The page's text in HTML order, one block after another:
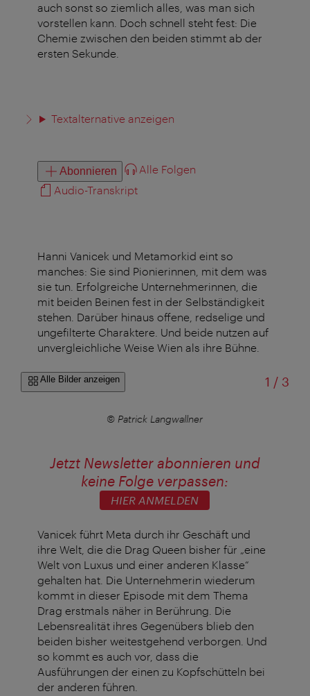
auch sonst so ziemlich alles, was man sich
vorstellen kann. Doch schnell steht fest: Die
Chemie zwischen den beiden stimmt ab der
ersten Sekunde.
Textalternative anzeigen
Abonnieren
Alle Folgen
Audio-Transkript
Hanni Vanicek und Metamorkid eint so
manches: Sie sind Pionierinnen, mit dem was
sie tun. Erfolgreiche Unternehmerinnen, die
mit beiden Beinen fest in der Selbständigkeit
stehen. Darüber hinaus offene, redselige und
ungefilterte Charaktere. Und beide nutzen auf
unvergleichliche Weise Wien als ihre Bühne.
Alle Bilder anzeigen 1 /von
3
© Patrick Langwallner
Jetzt Newsletter abonnieren und
keine Folge verpassen:
HIER ANMELDEN
Vanicek führt Meta durch ihr Geschäft und
ihre Welt, die die Drag Queen bisher für „eine
Welt von Luxus und einer anderen Klasse“
gehalten hat. Die Unternehmerin wiederum
kommt in dieser Episode mit dem Thema
Drag erstmals näher in Berührung. Die
Lebensrealität ihres Gegenübers blieb den
beiden bisher weitestgehend verborgen. Und
so kommt es auch vor, dass die
Ausführungen der einen zu Kopfschütteln bei
der anderen führen.